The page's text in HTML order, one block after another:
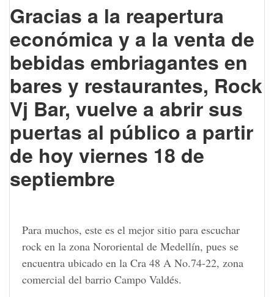
Gracias a la reapertura
económica y a la venta de
bebidas embriagantes en
bares y restaurantes, Rock
Vj Bar, vuelve a abrir sus
puertas al público a partir
de hoy viernes 18 de
septiembre
Para muchos, este es el mejor sitio para escuchar
rock en la zona Nororiental de Medellín, pues se
encuentra ubicado en la Cra 48 A No.74-22, zona
comercial del barrio Campo Valdés.